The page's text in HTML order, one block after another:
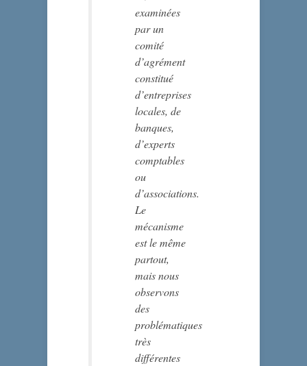
examinées
par un
comité
d’agrément
constitué
d’entreprises
locales, de
banques,
d’experts
comptables
ou
d’associations.
Le
mécanisme
est le même
partout,
mais nous
observons
des
problématiques
très
différentes